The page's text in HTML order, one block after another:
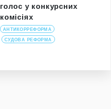
голос у конкурсних
комісіях
АНТИКОРРЕФОРМА
СУДОВА РЕФОРМА